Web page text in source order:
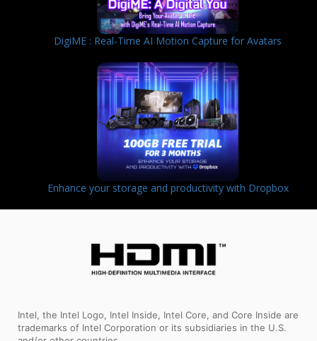
DigiME : Real-Time AI Motion Capture for Avatars
Enhance your storage and productivity with Dropbox
Intel, the Intel Logo, Intel Inside, Intel Core, and Core Inside are
trademarks of Intel Corporation or its subsidiaries in the U.S.